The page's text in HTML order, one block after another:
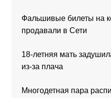
Фальшивые билеты на
продавали в Сети
18-летняя мать
из-за плача
Многодетная пара